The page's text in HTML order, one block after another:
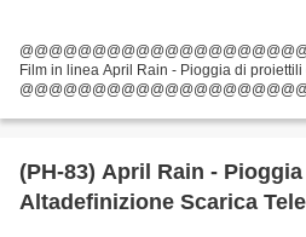
Film in linea April Rain - Pioggia di proiettili
2014, Generi: Azione Elenco degli attori:...
(PH-83) April Rain -
Altadefinizione Scarica